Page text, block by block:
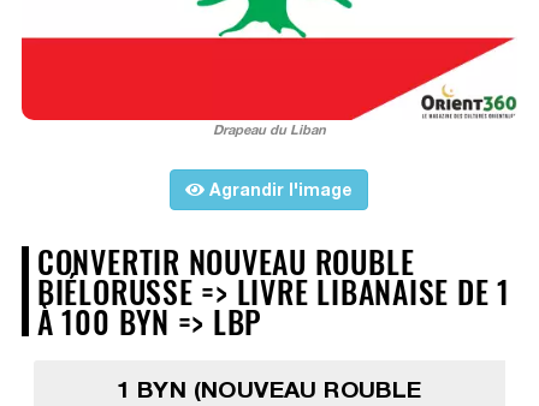
Drapeau du Liban
Agrandir l'image
CONVERTIR NOUVEAU ROUBLE
BIÉLORUSSE => LIVRE LIBANAISE DE 1
À 100 BYN => LBP
1 BYN (NOUVEAU ROUBLE